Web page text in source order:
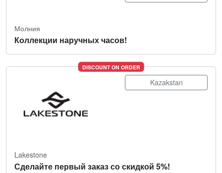
Молния
Коллекции наручных часов!
DISCOUNT ON ORDER
Kazakstan
Lakestone
Сделайте первый заказ со скидкой 5%!